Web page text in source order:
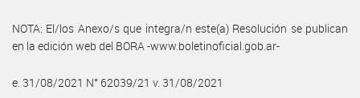
NOTA: El/los Anexo/s que integra/n este(a) Resolución se publican
en la edición web del BORA -www.boletinoficial.gob.ar-
e. 31/08/2021 N° 62039/21 v. 31/08/2021